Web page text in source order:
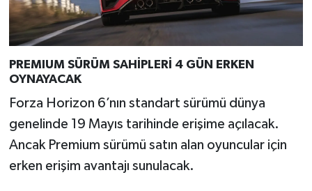
PREMIUM SÜRÜM SAHİPLERİ 4 GÜN ERKEN
OYNAYACAK
Forza Horizon 6’nın standart sürümü dünya
genelinde 19 Mayıs tarihinde erişime açılacak.
Ancak Premium sürümü satın alan oyuncular için
erken erişim avantajı sunulacak.